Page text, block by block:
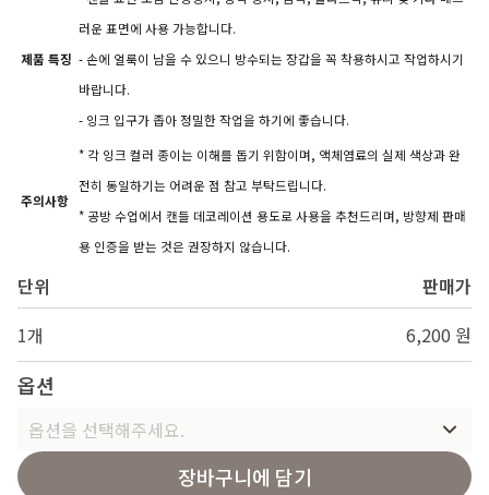
제품 특징
러운 표면에 사용 가능합니다.
- 손에 얼룩이 남을 수 있으니 방수되는 장갑을 꼭 착용하시고 작업하시기
바랍니다.
- 잉크 입구가 좁아 정밀한 작업을 하기에 좋습니다.
주의사항
* 각 잉크 컬러 종이는 이해를 돕기 위함이며, 액체염료의 실제 색상과 완
전히 동일하기는 어려운 점 참고 부탁드립니다.
* 공방 수업에서 캔들 데코레이션 용도로 사용을 추천드리며, 방향제 판매
용 인증을 받는 것은 권장하지 않습니다.
단위
판매가
1개
6,200 원
옵션
옵션을 선택해주세요.
장바구니에 담기